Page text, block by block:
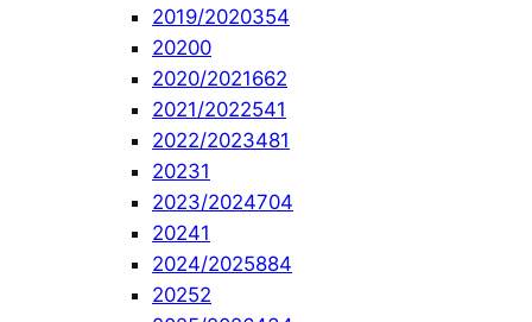
2019/2020354
20200
2020/2021662
2021/2022541
2022/2023481
20231
2023/2024704
20241
2024/2025884
20252